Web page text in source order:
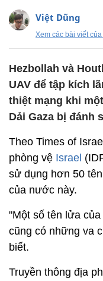
Việt Dũng
Xem các bài viết
Hezbollah và
UAV để tập kích
thiệt mạng khi
Dải Gaza bị đánh
Theo Times of
phòng vệ Israel
sử dụng hơn 50
của nước này.
"Một số tên lửa
cũng có những va
biết.
Truyền thông địa